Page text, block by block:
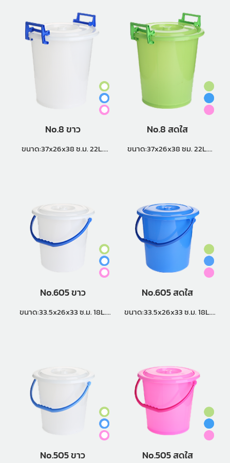
No.8 ขาว
ขนาด:37x26x38 ซ.ม. 22L.
No.8 สดใส
ขนาด:37x26x38 ซม. 22L.
No.605 ขาว
ขนาด:33.5x26x33 ซ.ม. 18L.
No.605 สดใส
ขนาด:33.5x26x33 ซ.ม. 18L.
No.505 ขาว No.505 สดใส